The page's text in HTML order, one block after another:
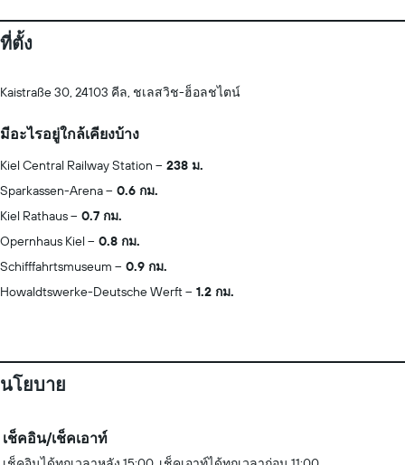
ที่ตั้ง
Kaistraße 30, 24103 คีล, ชเลสวิช-ฮ็อลชไตน์
มีอะไรอยู่ใกล้เคียงบ้าง
Kiel Central Railway Station
238 ม.
Sparkassen-Arena
0.6 กม.
Kiel Rathaus
0.7 กม.
Opernhaus Kiel
0.8 กม.
Schifffahrtsmuseum
0.9 กม.
Howaldtswerke-Deutsche Werft
1.2 กม.
นโยบาย
เช็คอิน/เช็คเอาท์